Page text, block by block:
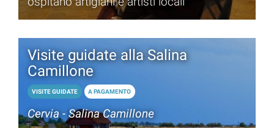
Visite guidate alla Salina
Camillone
VISITE GUIDATE A PAGAMENTO
Cervia - Salina Camillone